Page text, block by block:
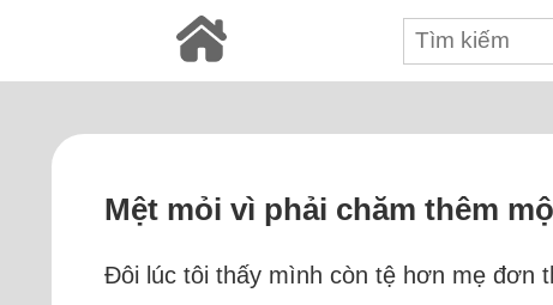
Mệt mỏi vì phải chăm thêm
Đôi lúc tôi thấy mình còn tệ hơn mẹ đơn